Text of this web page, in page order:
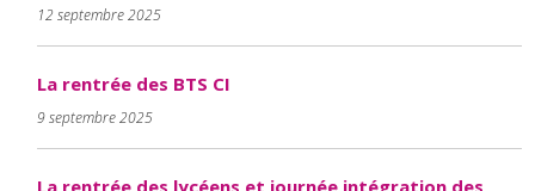
12 septembre 2025
La rentrée des BTS CI
9 septembre 2025